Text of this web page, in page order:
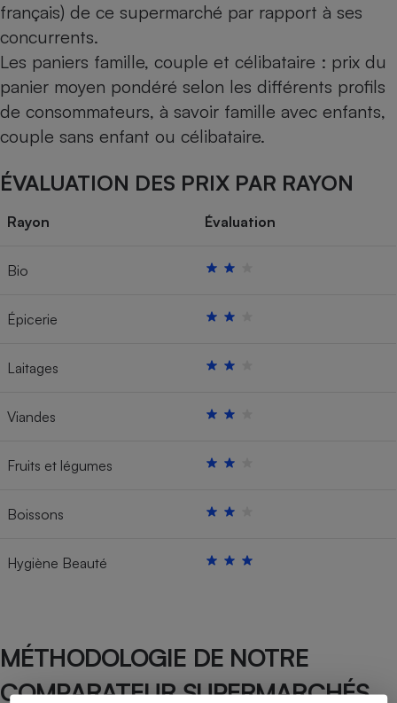
français) de ce supermarché par rapport à ses
concurrents.
Les paniers famille, couple et célibataire : prix du
panier moyen pondéré selon les différents profils
de consommateurs, à savoir famille avec enfants,
couple sans enfant ou célibataire.
ÉVALUATION DES PRIX PAR RAYON
Rayon Évaluation
Bio
Épicerie
Laitages
Viandes
Fruits et légumes
Boissons
Hygiène Beauté
MÉTHODOLOGIE DE NOTRE
COMPARATEUR SUPERMARCHÉS